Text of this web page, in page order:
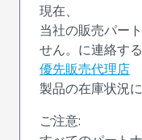
現在、
当社の販売パー
せん。に連絡す
優先販売代理店
製品の在庫状況
ご注意: